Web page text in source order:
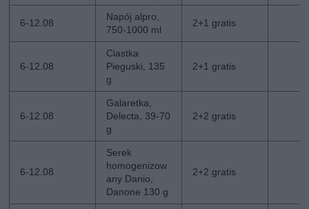
6-12.08
Napój alpro,
750-1000 ml
2+1 gratis
6-12.08
Ciastka
Pieguski, 135
g
2+1 gratis
6-12.08
Galaretka,
Delecta, 39-70
g
2+2 gratis
6-12.08
Serek
homogenizow
any Danio,
Danone 130 g
2+2 gratis